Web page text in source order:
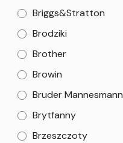
Briggs&Stratton
Brodziki
Brother
Browin
Bruder Mannesmann
Brytfanny
Brzeszczoty